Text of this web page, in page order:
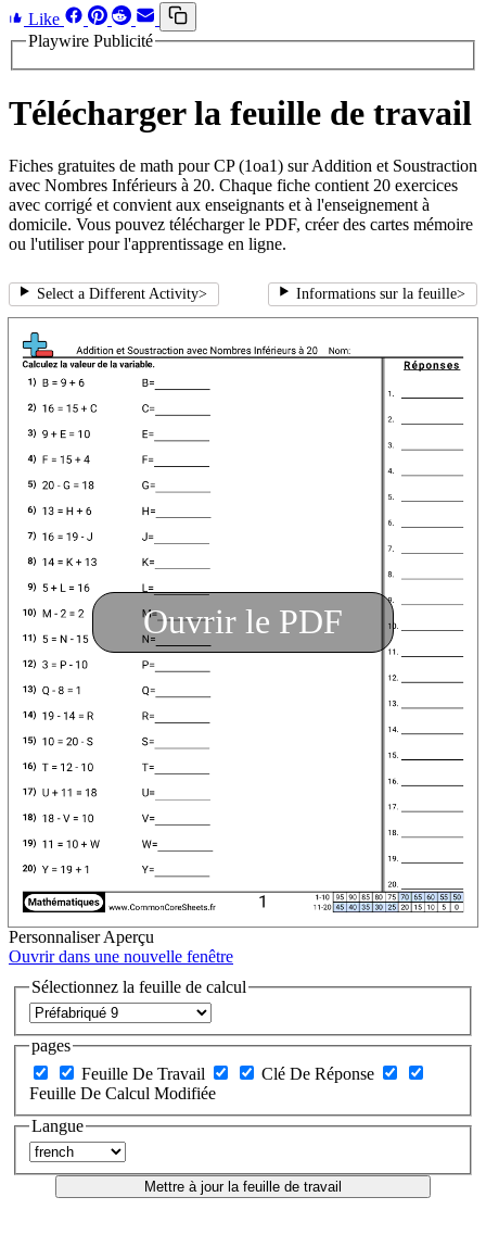
Like
Playwire Publicité
Télécharger la feuille de travail
Fiches gratuites de math pour CP (1oa1) sur Addition et Soustraction
avec Nombres Inférieurs à 20. Chaque fiche contient 20 exercices
avec corrigé et convient aux enseignants et à l'enseignement à
domicile. Vous pouvez télécharger le PDF, créer des cartes mémoire
ou l'utiliser pour l'apprentissage en ligne.
Select a Different Activity> Informations sur la feuille>
Ouvrir le PDF
Personnaliser Aperçu
Ouvrir dans une nouvelle fenêtre
Sélectionnez la feuille de calcul
pages
Feuille De Travail
Clé De Réponse
Feuille De Calcul Modifiée
Langue
Mettre à jour la feuille de travail